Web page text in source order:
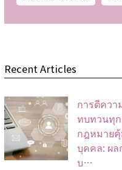
Recent Articles
การตีควา
ทบทวนทุก
กฎหมาย
บุคคล: ผ
บ…